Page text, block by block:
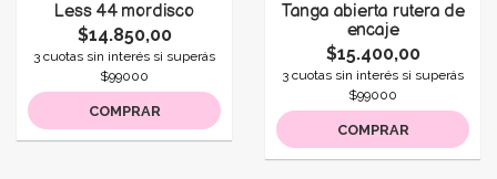
Less 44 mordisco
$14.850,00
3 cuotas sin interés si superás
$99000
COMPRAR
Tanga abierta rutera de
encaje
$15.400,00
3 cuotas sin interés si superás
$99000
COMPRAR